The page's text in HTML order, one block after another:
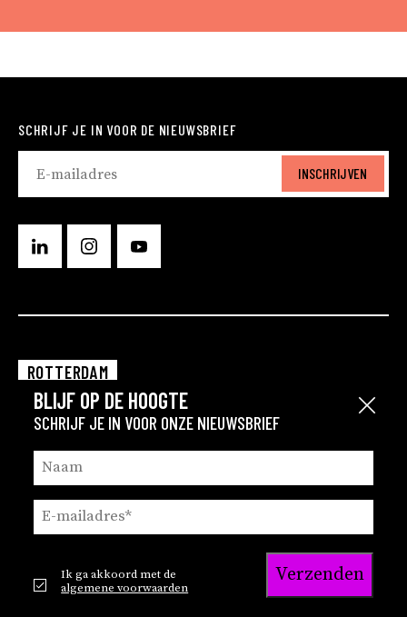
Sluit
BLIJF OP DE HOOGTE
SCHRIJF JE IN VOOR ONZE NIEUWSBRIEF
Ik ga akkoord met de
algemene voorwaarden
Verzenden
SCHRIJF JE IN VOOR DE NIEUWSBRIEF
INSCHRIJVEN
ROTTERDAM
EINDHOVEN
GRONINGEN
© 2026
Brink
Privacy en cookie statement
Privacy statement recruitment
Disclaimer